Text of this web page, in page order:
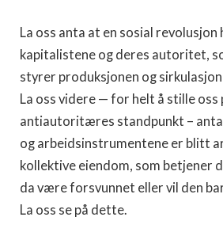
La oss anta at en sosial
kapitalistene og deres autoritet,
styrer produksjonen og
La oss videre — for helt å stille oss
antiautoritæres standpunkt –
og arbeidsinstrumentene er blitt
kollektive eiendom, som betjener
da være forsvunnet eller vil den
La oss se på dette.